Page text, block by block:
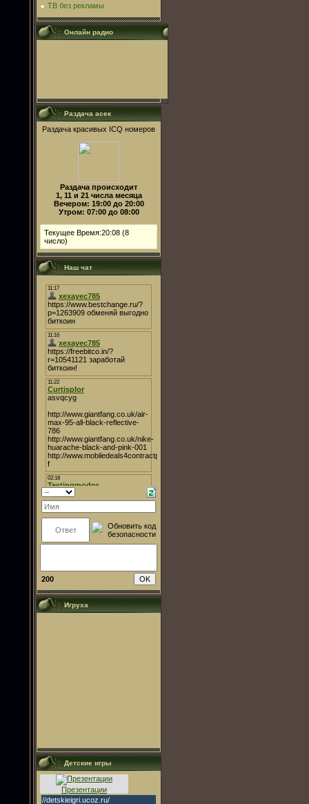
ТВ без рекламы
Онлайн радио
Раздача асек
Раздача красивых ICQ номеров
Раздача происходит
1, 11 и 21 числа месяца
Вечером: 19:00 до 20:00
Утром: 07:00 до 08:00
Текущее Время:20:08 (8
число)
Наш чат
200
Игруха
Детские игры
Презентации
//detskieigri.ucoz.ru/